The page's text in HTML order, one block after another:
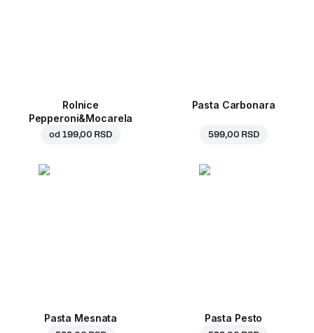
Rolnice
Pepperoni&Mocarela
od 199,00 RSD
Pasta Carbonara
599,00 RSD
Pasta Mesnata Pasta Pesto